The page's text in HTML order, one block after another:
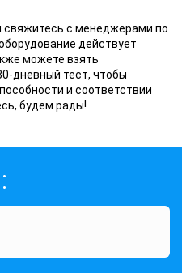
свяжитесь с менеджерами по
действует
можете взять
дневный тест, чтобы
и соответствии
будем рады!